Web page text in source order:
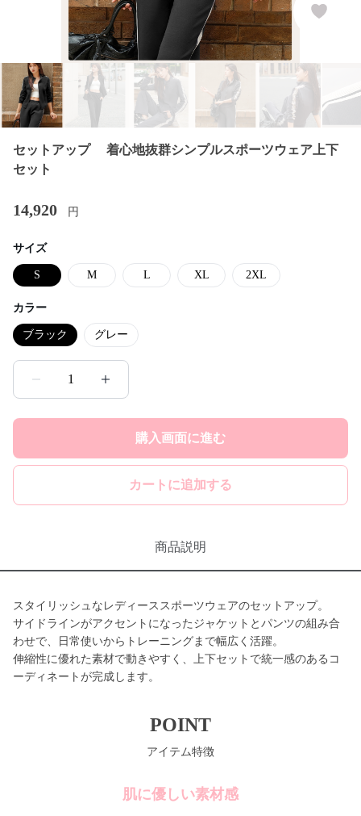
セットアップ 着心地抜群シンプルスポーツウェア上下
セット
14,920 円
サイズ
S M L XL 2XL
カラー
ブラック グレー
1
購入画面に進む
カートに追加する
商品説明
スタイリッシュなレディーススポーツウェアのセットアップ。
サイドラインがアクセントになったジャケットとパンツの組み合
わせで、日常使いからトレーニングまで幅広く活躍。
伸縮性に優れた素材で動きやすく、上下セットで統一感のあるコ
ーディネートが完成します。
POINT
アイテム特徴
肌に優しい素材感